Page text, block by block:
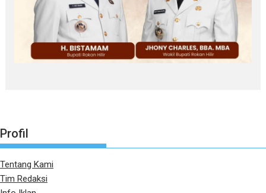
Profil
Tentang Kami
Tim Redaksi